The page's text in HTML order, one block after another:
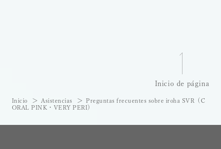
Inicio de página
Inicio Asistencias
Preguntas frecuentes sobre iroha SVR（C
ORAL PINK・VERY PERI）